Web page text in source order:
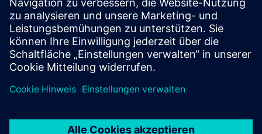
Projekte der BIM Facility AG (nur auf Deutsch)
Voraussetzungen